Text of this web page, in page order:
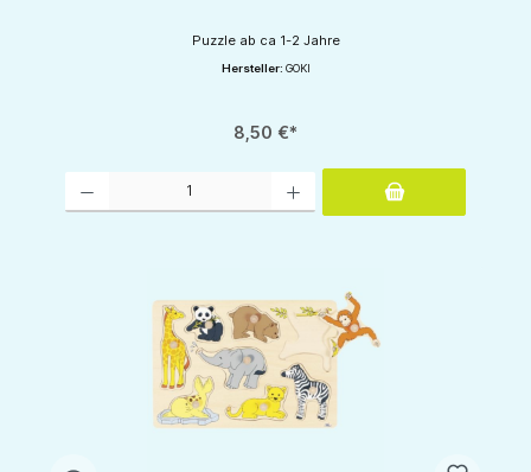
Puzzle ab ca 1-2 Jahre
Hersteller: GOKI
8,50 €*